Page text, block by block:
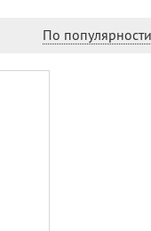
По популярности